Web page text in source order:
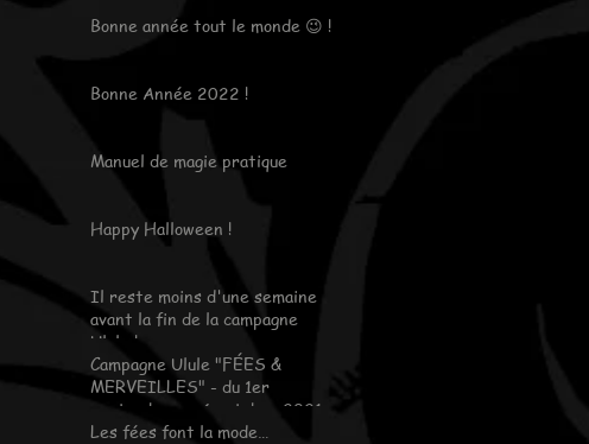
Bonne année tout le monde 😉 !
Bonne Année 2022 !
Manuel de magie pratique
Happy Halloween !
Il reste moins d'une semaine
avant la fin de la campagne
Ulule !
Campagne Ulule "FÉES &
MERVEILLES" - du 1er
septembre au 6 octobre 2021
Les fées font la mode…